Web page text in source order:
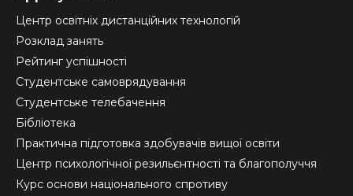
Центр освітніх дистанційних технологій
Розклад занять
Рейтинг успішності
Студентське самоврядування
Студентське телебачення
Бібліотека
Практична підготовка здобувачів вищої освіти
Центр психологічної резильєнтності та благополуччя
Курс основи національного спротиву